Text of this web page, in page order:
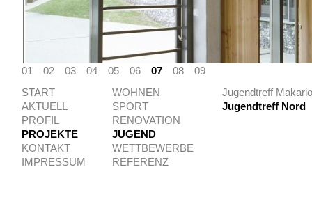
01 02 03 04 05 06 07 08
09
START
AKTUELL
PROFIL
PROJEKTE
KONTAKT
IMPRESSUM
Jugendtreff
Jugendtreff Nord
WOHNEN
SPORT
RENOVATION
JUGEND
WETTBEWERBE
REFERENZ